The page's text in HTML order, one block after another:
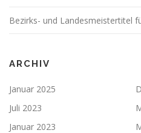
Bezirks- und Landesmeistertitel
ARCHIV
Januar 2025
Juli 2023
Januar 2023